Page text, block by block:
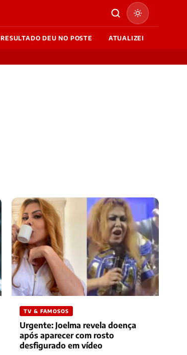
RESULTADO DEU NO POSTE ATUALIZEI
TV & FAMOSOS
Urgente: Joelma revela doença
após aparecer com rosto
desfigurado em vídeo